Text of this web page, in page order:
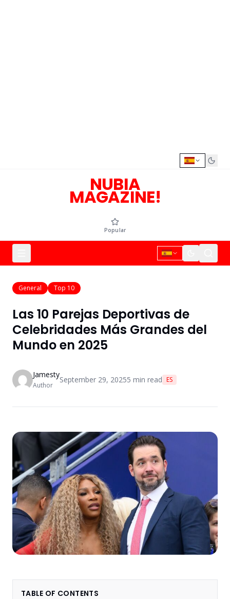
NUBIA
MAGAZINE!
Popular
General Top 10
Las 10 Parejas Deportivas de
Celebridades Más Grandes del
Mundo en 2025
Jamesty
Author
September 29, 20255 min read ES
TABLE OF CONTENTS